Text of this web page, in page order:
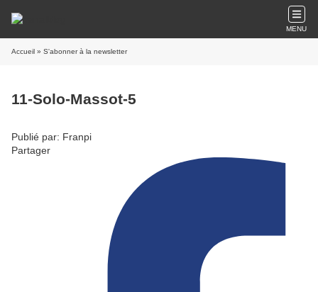
MENU
Accueil » S'abonner à la newsletter
11-Solo-Massot-5
Publié par: Franpi
Partager